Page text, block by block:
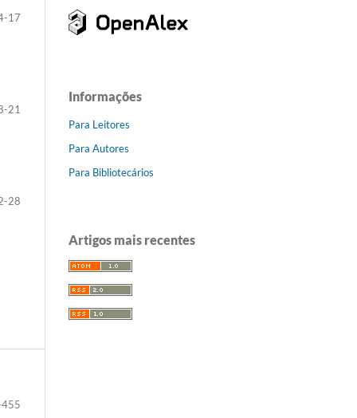
17
21
28
Informações
Para Leitores
Para Autores
Para Bibliotecários
Artigos mais recentes